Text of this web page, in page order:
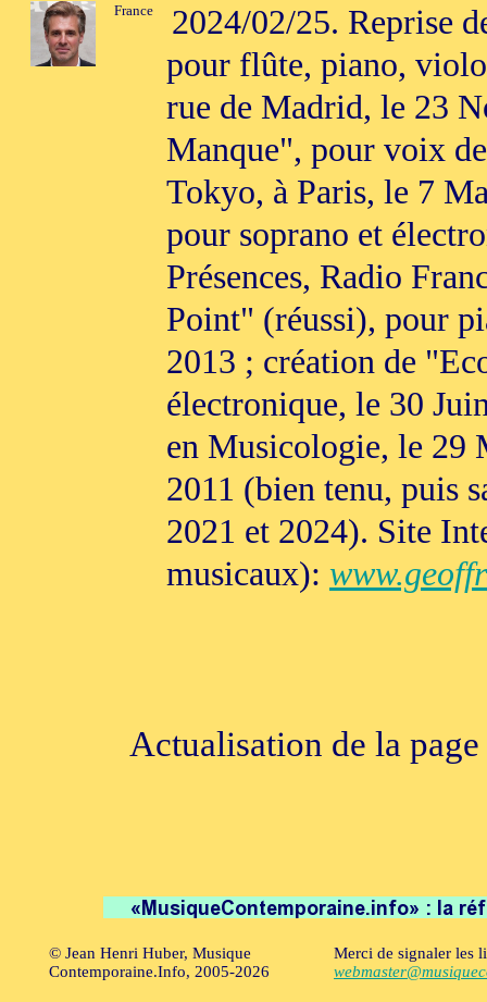
France
2024/02/25. Reprise
pour flûte, piano,
rue de Madrid, le 23
Manque", pour voix
Tokyo, à Paris, le 7
pour soprano et
Présences, Radio
Point" (réussi), pour
2013 ; création de
électronique, le 30
en Musicologie, le 29
2011 (bien tenu, puis
2021 et 2024). Site
musicaux):
Actualisation de la
© Jean Henri Huber, Musique
Contemporaine.Info, 2005-2026
Merci de signaler les